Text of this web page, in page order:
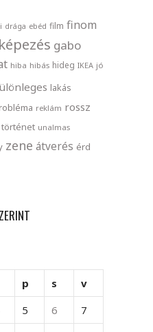
drága ebéd film finom
gabo
hiba hibás hideg IKEA jó
lakás
reklám rossz
történet unalmas
zene átverés érd
p s
v
5 6
7